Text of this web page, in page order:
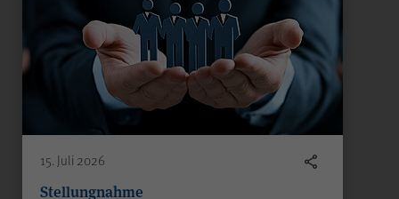
15. Juli 2026
Stellungnahme